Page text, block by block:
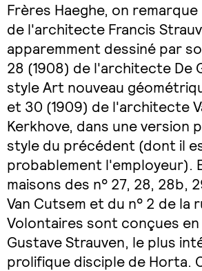
Frères Haeghe, on remarque
de l'architecte Francis
apparemment dessiné par
28 (1908) de l'architecte De
style Art nouveau
et 30 (1909) de l'architecte
Kerkhove, dans une version
style du précédent (dont il
probablement l'employeur).
maisons des n° 27, 28, 28b,
Van Cutsem et du n° 2 de la
Volontaires sont conçues en
Gustave Strauven, le plus
prolifique disciple de Horta.